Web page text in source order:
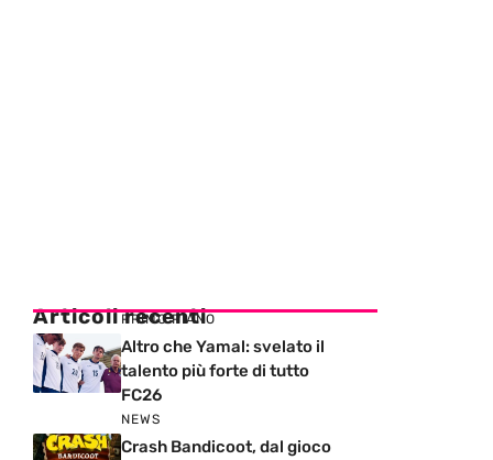
Articoli recenti
PRIMO PIANO
Altro che Yamal: svelato il
talento più forte di tutto
FC26
NEWS
Crash Bandicoot, dal gioco